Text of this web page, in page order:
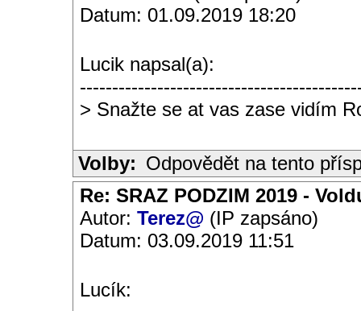
Datum: 01.09.2019 18:20
Lucik napsal(a):
> Snažte se at vas zase vidím
Volby: Odpovědět na tento
Re: SRAZ PODZIM 2019 -
Autor: Terez@ (IP zapsáno)
Datum: 03.09.2019 11:51
Lucík: